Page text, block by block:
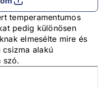
temperamentumos
pedig különösen
elmesélte mire és
alakú
szó.